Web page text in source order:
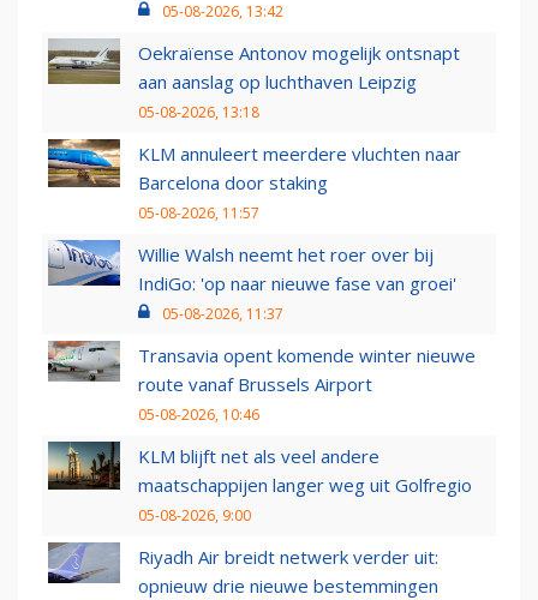
05-08-2026, 13:42
Oekraïense Antonov mogelijk ontsnapt
aan aanslag op luchthaven Leipzig
05-08-2026, 13:18
KLM annuleert meerdere vluchten naar
Barcelona door staking
05-08-2026, 11:57
Willie Walsh neemt het roer over bij
IndiGo: 'op naar nieuwe fase van groei'
05-08-2026, 11:37
Transavia opent komende winter nieuwe
route vanaf Brussels Airport
05-08-2026, 10:46
KLM blijft net als veel andere
maatschappijen langer weg uit Golfregio
05-08-2026, 9:00
Riyadh Air breidt netwerk verder uit:
opnieuw drie nieuwe bestemmingen